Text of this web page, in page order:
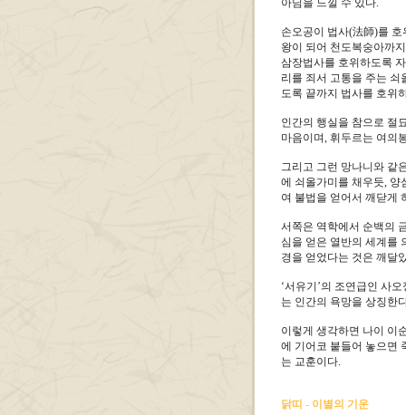
아님을 느낄 수 있다.
손오공이 법사(法師)를
왕이 되어 천도복숭아까
삼장법사를 호위하도록
리를 죄서 고통을 주는
도록 끝까지 법사를 호위
인간의 행실을 참으로 절
마음이며, 휘두르는 여의
그리고 그런 망나니와 같
에 쇠올가미를 채우듯, 양
여 불법을 얻어서 깨닫게
서쪽은 역학에서 순백의
심을 얻은 열반의 세계를
경을 얻었다는 것은 깨달
‘서유기’의 조연급인 사
는 인간의 욕망을 상징한
이렇게 생각하면 나이 이
에 기어코 붙들어 놓으면
는 교훈이다.
닭띠 - 이별의 기운